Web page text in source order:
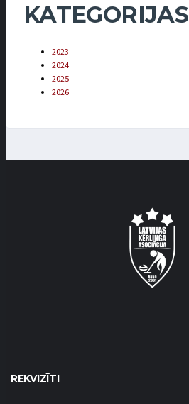
KATEGORIJAS
2023
2024
2025
2026
REKVIZĪTI